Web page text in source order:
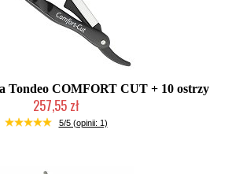
Tondeo COMFORT CUT + 10 ostrzy
257,55 zł
Produkt wycofany
5/5 (opinii: 1)